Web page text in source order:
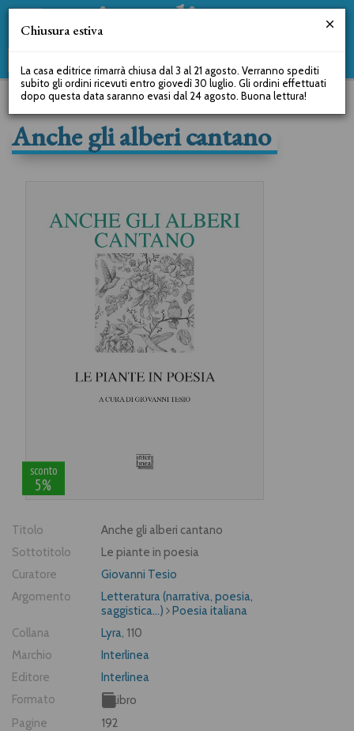
Anche gli alberi cantano
sconto
5%
Titolo
Anche gli alberi cantano
Sottotitolo
Le piante in poesia
Curatore
Giovanni Tesio
Argomento
Letteratura (narrativa, poesia,
saggistica...)
Poesia italiana
Collana
Lyra, 110
Marchio
Interlinea
Editore
Interlinea
Formato
Libro
Pagine
192
Chiusura estiva
La casa editrice rimarrà chiusa dal 3 al 21 agosto. Verranno spediti
subito gli ordini ricevuti entro giovedì 30 luglio. Gli ordini effettuati
dopo questa data saranno evasi dal 24 agosto. Buona lettura!